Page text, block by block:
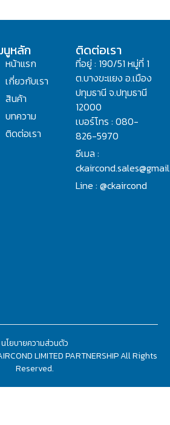
นูหลัก
หน้าแรก
เกี่ยวกับเรา
สินค้า
บทความ
ติดต่อเรา
ติดต่อเรา
ที่อยู่ : 190/51 หมู่ที่ 1
ต.บางขะแยง อ.เมือง
ปทุมธานี จ.ปทุมธานี
12000
เบอร์โทร : 080-
826-5970
อีเมล :
Line : @ckaircond
LIMITED PARTNERSHIP All Rights
Reserved.
นโยบายความส่วนตัว